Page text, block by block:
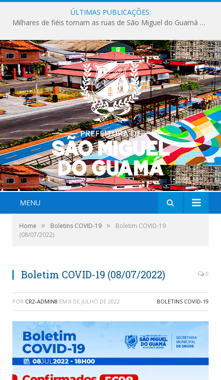
ÚLTIMAS PUBLICAÇÕES:
Milhares de fiéis tomam as ruas de São Miguel do Guamá em uma grande celebração de fé na Marcha para Jesus 2026.
MENU
Home » Boletins COVID-19 »
Boletim COVID-19
(08/07/2022)
Boletim COVID-19 (08/07/2022) 0
POR CR2-ADMIN8 EM 8 DE JULHO DE 2022 BOLETINS COVID-19